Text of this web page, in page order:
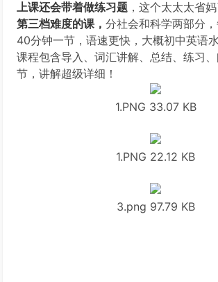
上课还会带着做练习题 ，这个太太太省妈
第三档难度的课， 分社会和科学两部分
40分钟一节，语速更快，大概初中英语
课程包含导入、词汇讲解、总结、练习
节，讲解超级详细！
1.PNG 33.07 KB
1.PNG 22.12 KB
3.png 97.79 KB